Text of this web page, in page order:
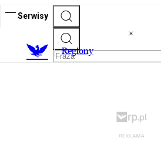
Serwisy
Regiony